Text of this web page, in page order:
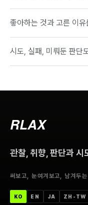
좋아하는 것과 고른 이
시도, 실패, 미뤄둔 판단
RLAX
관찰, 취향, 판단과 시
써보고, 눈여겨보고, 남겨두
한국어
KO
ENGLISH
EN
日本語
JA
中文（台
ZH-TW